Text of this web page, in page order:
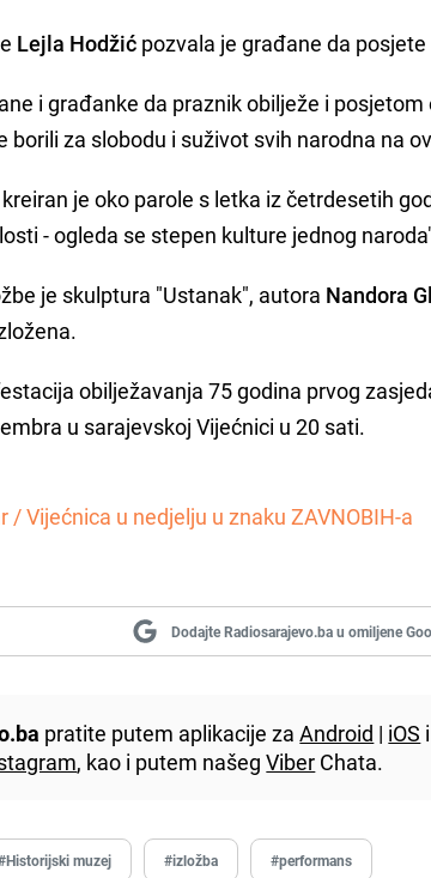
Lejla Hodžić pozvala je građane da
i građanke da praznik obilježe i
borili za slobodu i suživot svih narodna na
je oko parole s letka iz četrdesetih
- ogleda se stepen kulture jednog
je skulptura "Ustanak", autora Nandora
obilježavanja 75 godina prvog
u sarajevskoj Vijećnici u 20 sati.
/ Vijećnica u nedjelju u znaku ZAVNOBIH-a
Dodajte Radiosarajevo.ba u omiljene
pratite putem aplikacije zaAndroid | iOS
, kao i putem našegViber Chata.
muzej #izložba #performans